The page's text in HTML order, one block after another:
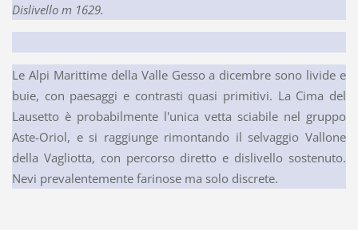
Dislivello m 1629.
Le Alpi Marittime della Valle Gesso a dicembre sono livide e
buie, con paesaggi e contrasti quasi primitivi. La Cima del
Lausetto è probabilmente l'unica vetta sciabile nel gruppo
Aste-Oriol, e si raggiunge rimontando il selvaggio Vallone
della Vagliotta, con percorso diretto e dislivello sostenuto.
Nevi prevalentemente farinose ma solo discrete.